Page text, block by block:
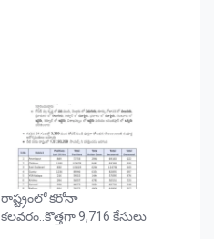
రాష్ట్రంలో కరోనా
కలవరం..కొత్తగా 9,716 కేసులు